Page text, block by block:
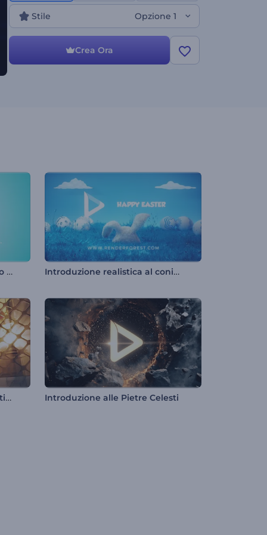
Stile Opzione 1
Crea Ora
Pacchetto di animazione logo semplice Introduzione realistica al coniglietto pasquale
Rivelazione del logo della festività islamica Introduzione alle Pietre Celesti